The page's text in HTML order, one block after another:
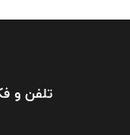
تلفن و